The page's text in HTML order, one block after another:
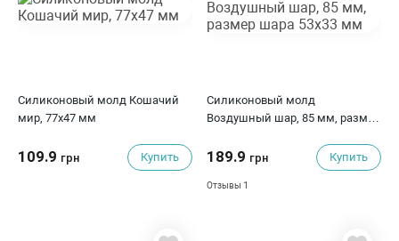
Силиконовый молд Кошачий
мир, 77х47 мм
109.9 грн Купить
Силиконовый молд
Воздушный шар, 85 мм, размер
189.9 грн Купить
Отзывы 1